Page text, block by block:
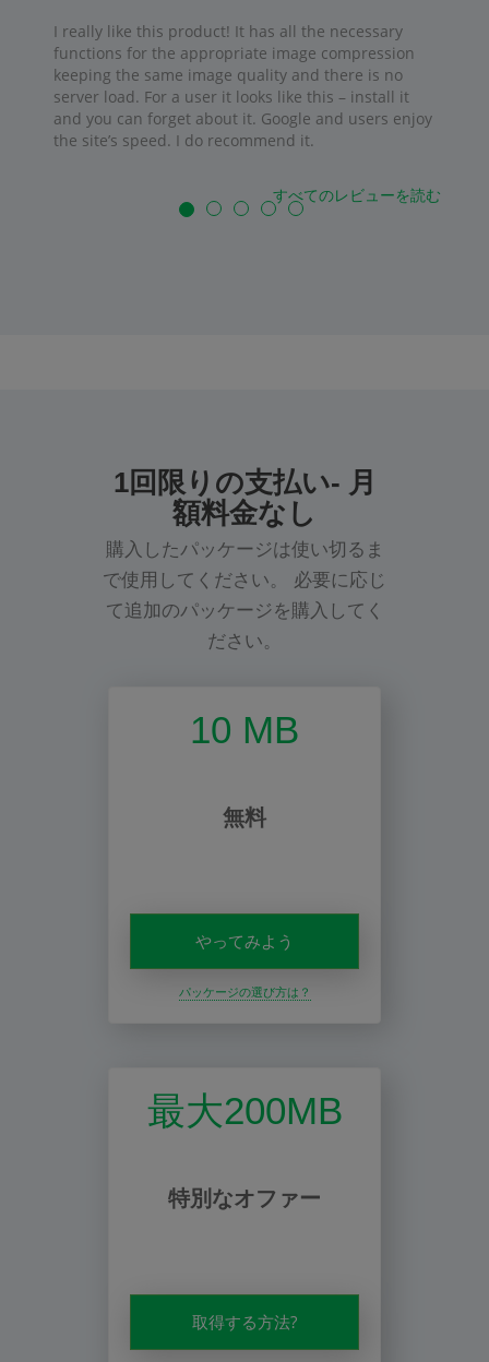
I really like this product! It has all the necessary
functions for the appropriate image compression
keeping the same image quality and there is no
server load. For a user it looks like this – install it
and you can forget about it. Google and users enjoy
the site’s speed. I do recommend it.
すべてのレビューを読む
1回限りの支払い- 月
額料金なし
購入したパッケージは使い切るま
で使用してください。 必要に応じ
て追加のパッケージを購入してく
ださい。
10 MB
無料
やってみよう
パッケージの選び方は？
最大200MB
特別なオファー
取得する方法?